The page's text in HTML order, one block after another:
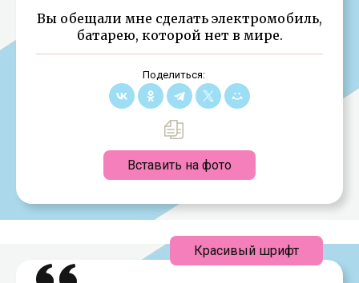
Вы обещали мне сделать электромобиль,
батарею, которой нет в мире.
Поделиться:
Вставить на фото
Красивый шрифт